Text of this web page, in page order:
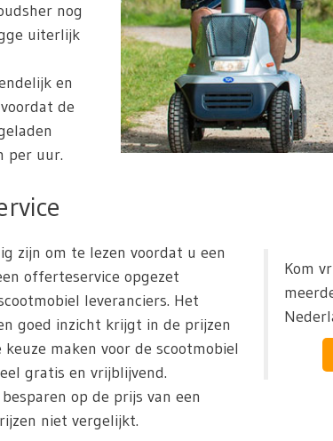
nog
uiterlijk
en
de
per uur.
Kom
zijn om te lezen voordat u een
offerteservice opgezet
leveranciers. Het
goed inzicht krijgt in de prijzen
maken voor de scootmobiel
gratis en vrijblijvend.
op de prijs van een
niet vergelijkt.